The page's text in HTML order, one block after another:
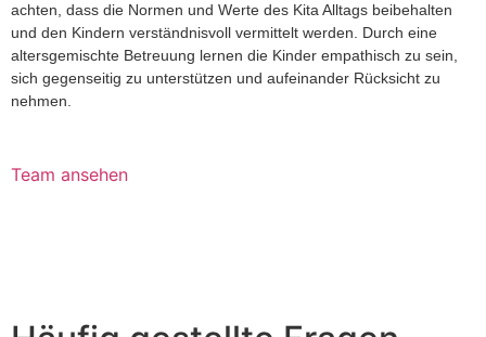
achten, dass die Normen und Werte des Kita Alltags beibehalten
und den Kindern verständnisvoll vermittelt werden. Durch eine
altersgemischte Betreuung lernen die Kinder empathisch zu sein,
sich gegenseitig zu unterstützen und aufeinander Rücksicht zu
nehmen.
Team ansehen